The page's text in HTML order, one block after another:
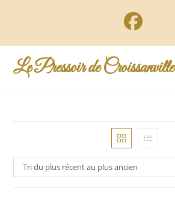
Le Pressoir de Croissanville
Tri du plus récent au plus ancien